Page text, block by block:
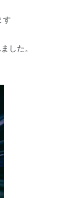
す
した。